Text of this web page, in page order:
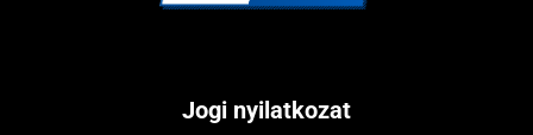
Jogi nyilatkozat